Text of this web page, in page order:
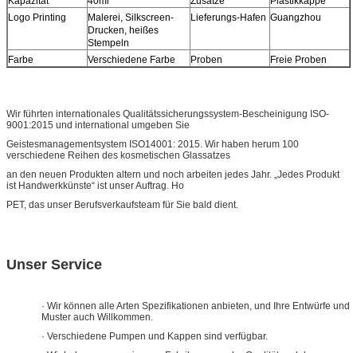
Logo Printing
Malerei, Silkscreen-
Drucken, heißes
Stempeln
Lieferungs-Hafen Guangzhou
Farbe Verschiedene Farbe Proben Freie Proben
Wir führten internationales Qualitätssicherungssystem-Bescheinigung ISO-
9001:2015 und international umgeben Sie
Geistesmanagementsystem ISO14001: 2015. Wir haben herum 100
verschiedene Reihen des kosmetischen Glassatzes
an den neuen Produkten altern und noch arbeiten jedes Jahr. „Jedes Produkt
ist Handwerkkünste“ ist unser Auftrag. Ho
PET, das unser Berufsverkaufsteam für Sie bald dient.
Unser Service
· Wir können alle Arten Spezifikationen anbieten, und Ihre Entwürfe und
Muster auch Willkommen.
· Verschiedene Pumpen und Kappen sind verfügbar.